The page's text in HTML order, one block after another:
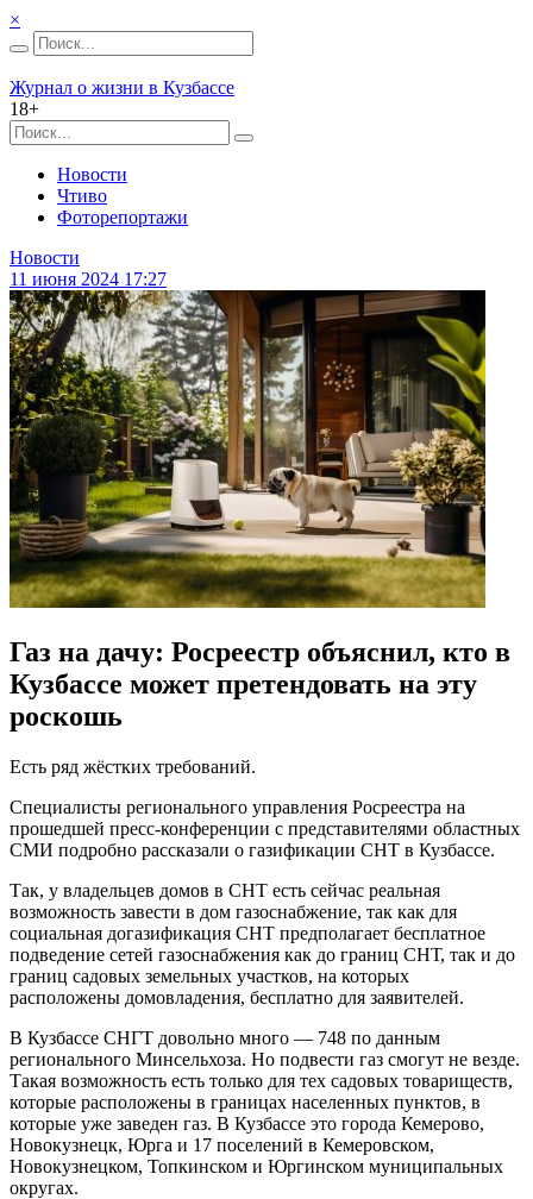
×
Журнал о жизни в Кузбассе
18+
Новости
Чтиво
Фоторепортажи
Новости
11 июня 2024 17:27
Газ на дачу: Росреестр объяснил, кто в
Кузбассе может претендовать на эту
роскошь
Есть ряд жёстких требований.
Специалисты регионального управления Росреестра на
прошедшей пресс-конференции с представителями областных
СМИ подробно рассказали о газификации СНТ в Кузбассе.
Так, у владельцев домов в СНТ есть сейчас реальная
возможность завести в дом газоснабжение, так как для
социальная догазификация СНТ предполагает бесплатное
подведение сетей газоснабжения как до границ СНТ, так и до
границ садовых земельных участков, на которых
расположены домовладения, бесплатно для заявителей.
В Кузбассе СНГТ довольно много — 748 по данным
регионального Минсельхоза. Но подвести газ смогут не везде.
Такая возможность есть только для тех садовых товариществ,
которые расположены в границах населенных пунктов, в
которые уже заведен газ. В Кузбассе это города Кемерово,
Новокузнецк, Юрга и 17 поселений в Кемеровском,
Новокузнецком, Топкинском и Юргинском муниципальных
округах.